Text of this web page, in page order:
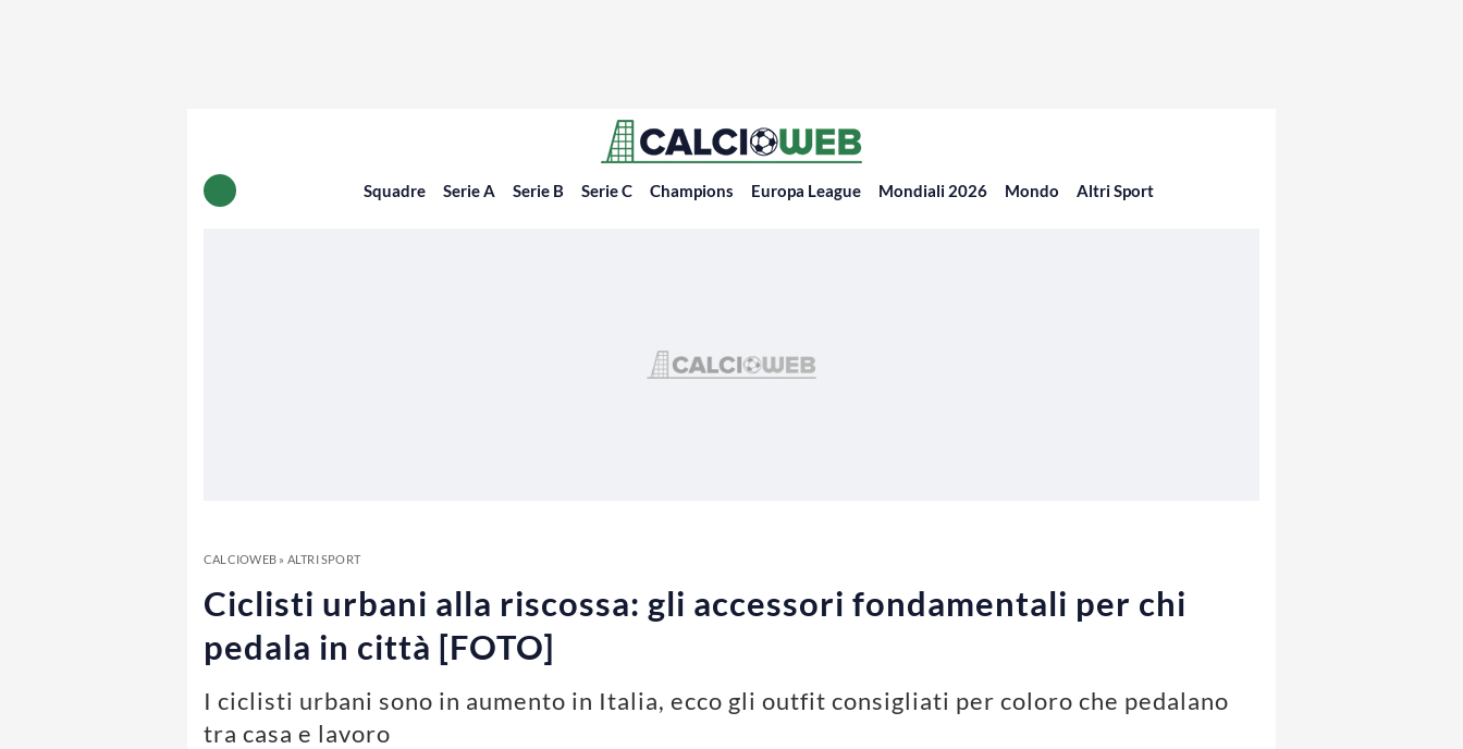
Squadre Serie A Serie B Serie C Champions Europa League Mondiali 2026 Mondo Altri Sport
CALCIOWEB» ALTRI SPORT
Ciclisti urbani alla riscossa: gli accessori fondamentali per chi
pedala in città [FOTO]
I ciclisti urbani sono in aumento in Italia, ecco gli outfit consigliati per coloro che pedalano
tra casa e lavoro